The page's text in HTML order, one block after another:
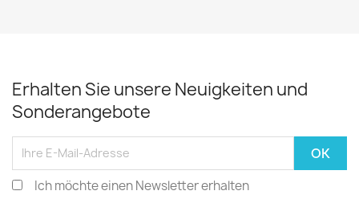
Erhalten Sie unsere Neuigkeiten und
Sonderangebote
Ich möchte einen Newsletter erhalten